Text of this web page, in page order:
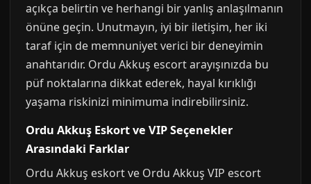
açıkça belirtin ve herhangi bir yanlış anlaşılmanın
önüne geçin. Unutmayın, iyi bir iletişim, her iki
taraf için de memnuniyet verici bir deneyimin
anahtarıdır. Ordu Akkuş escort arayışınızda bu
püf noktalarına dikkat ederek, hayal kırıklığı
yaşama riskinizi minimuma indirebilirsiniz.
Ordu Akkuş Eskort ve VIP Seçenekler
Arasındaki Farklar
Ordu Akkuş eskort ve Ordu Akkuş VIP escort